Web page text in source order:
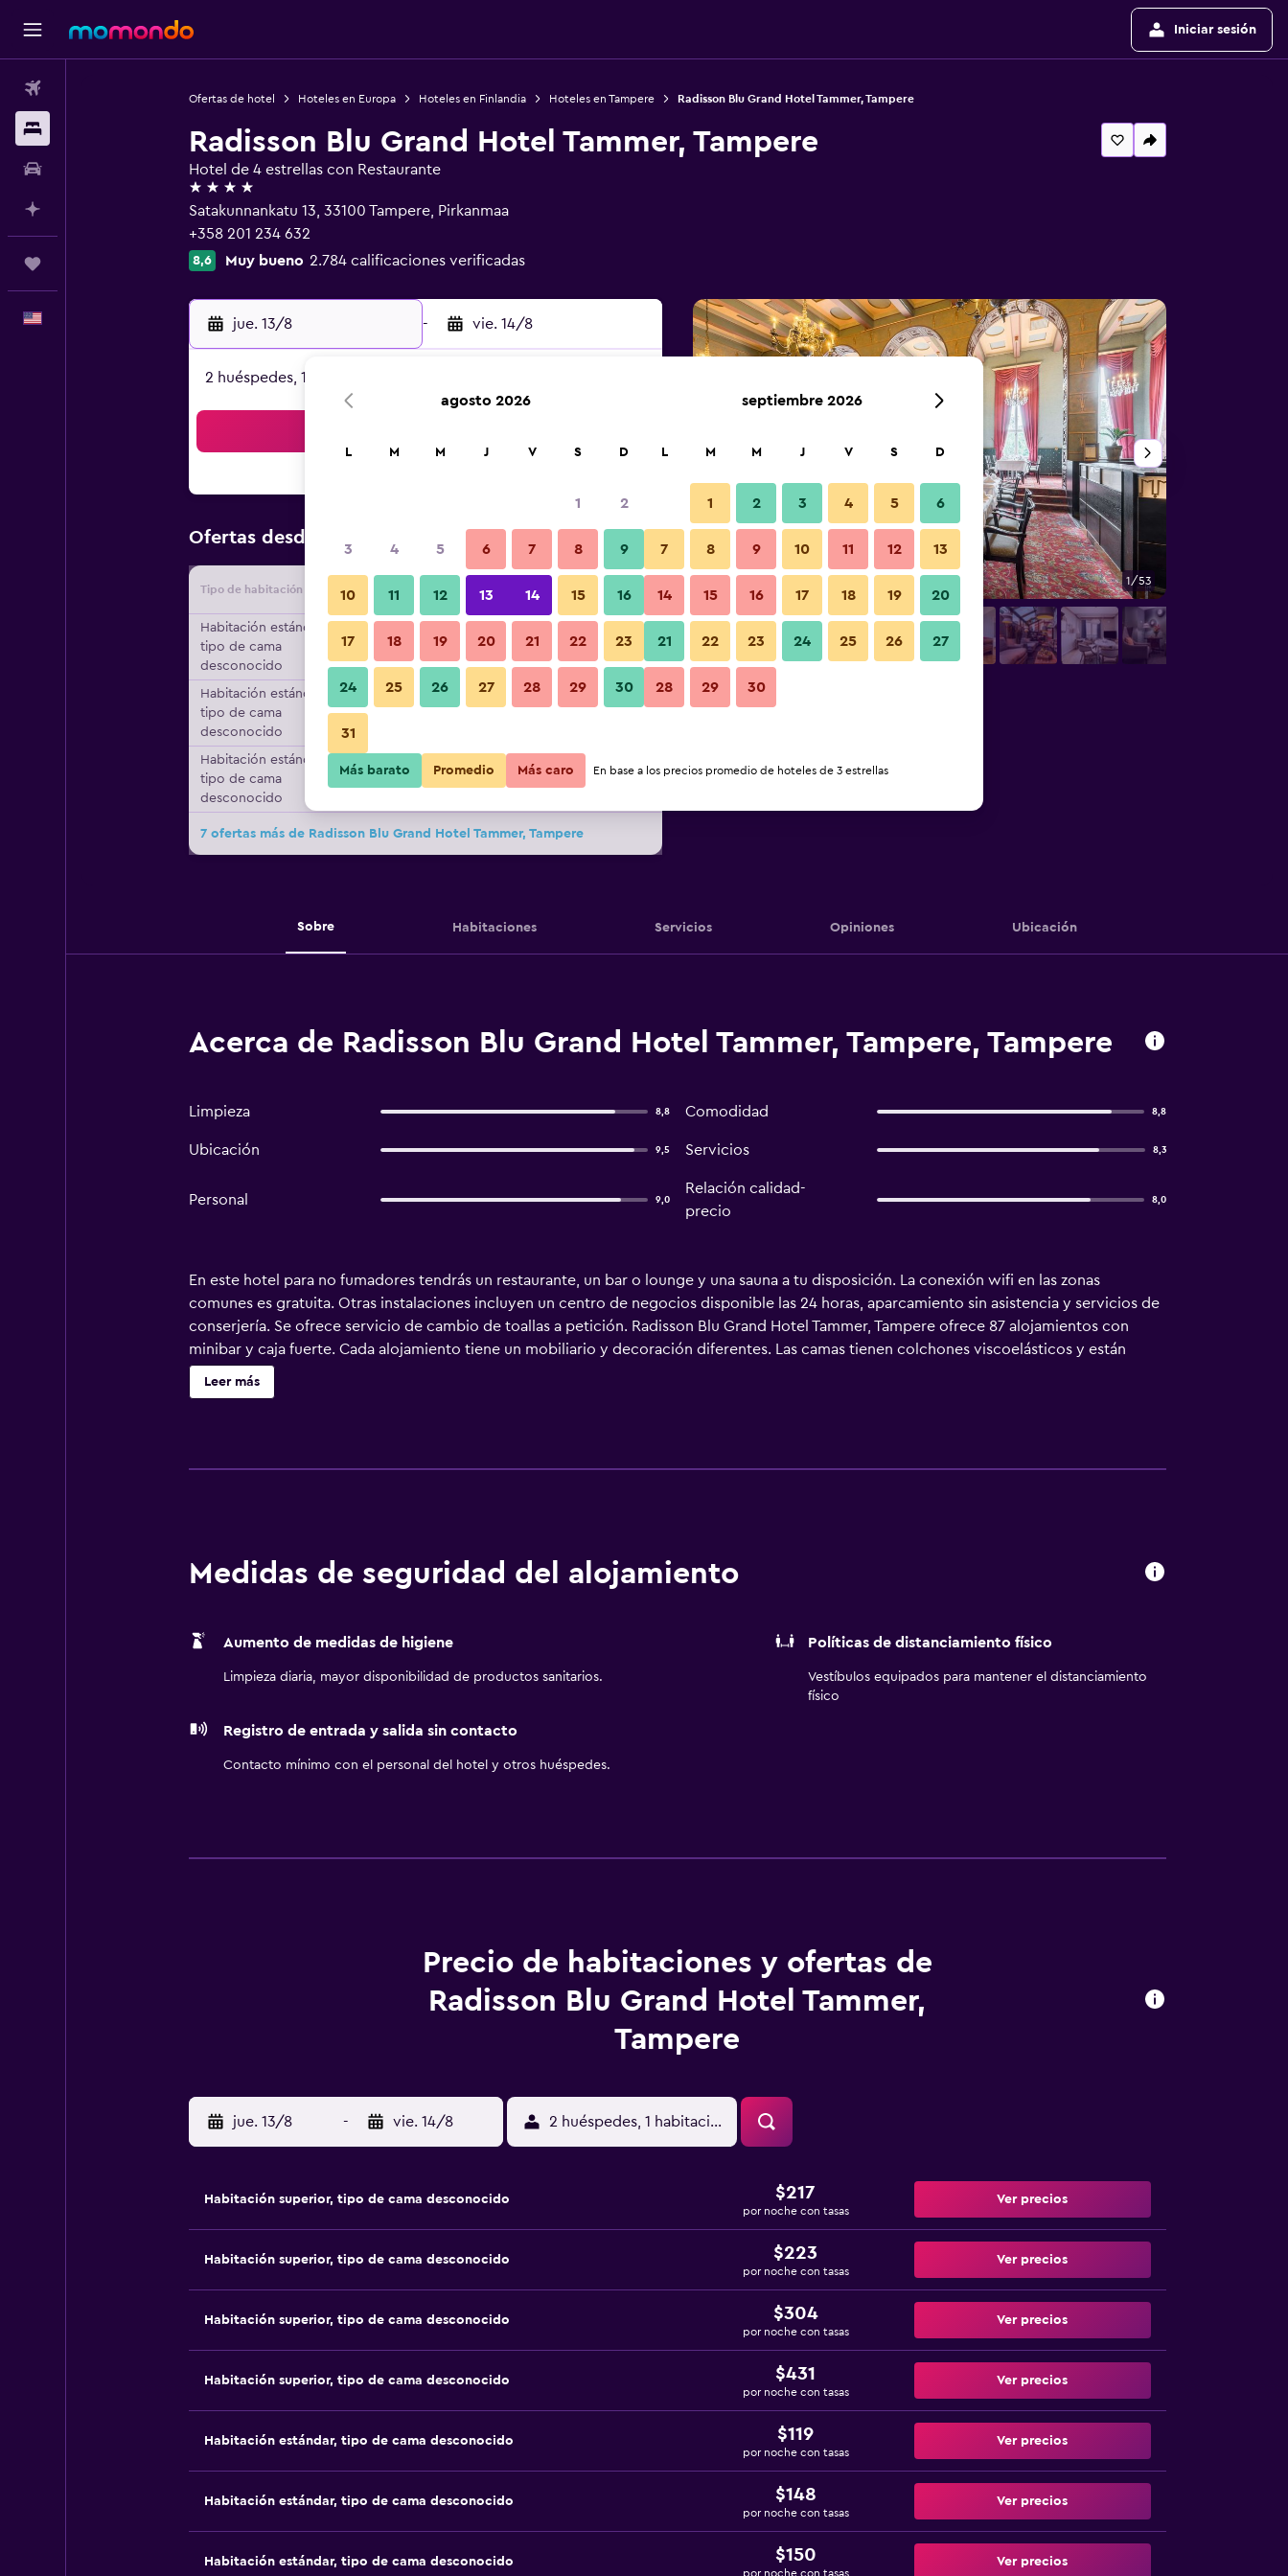
Iniciar sesión
Ofertas de hotel Hoteles en Europa Hoteles en Finlandia Hoteles en Tampere Radisson Blu Grand Hotel Tammer, Tampere
Radisson Blu Grand Hotel Tammer, Tampere
Hotel de 4 estrellas con Restaurante
4 estrellas
Satakunnankatu 13, 33100 Tampere, Pirkanmaa
+358 201 234 632
8,6 Muy bueno 2.784 calificaciones verificadas
jue. 13/8 - vie. 14/8
2 huéspedes, 1 habitación
Ofertas desde Oferta más barata de precio por noche
Tipo de habitación Proveedor Total noche
Habitación estándar,
tipo de cama
desconocido
$119 Ver oferta
Habitación estándar,
tipo de cama
desconocido
Habitación estándar,
tipo de cama
desconocido
$150
7 ofertas más de Radisson Blu Grand Hotel Tammer, Tampere
Restaurante 1/53
Fotos
Sobre Habitaciones Servicios Opiniones Ubicación
Acerca de Radisson Blu Grand Hotel Tammer, Tampere, Tampere
Limpieza 8,8 Comodidad 8,8
Ubicación 9,5 Servicios 8,3
Personal 9,0
Relación calidad-
precio
8,0
En este hotel para no fumadores tendrás un restaurante, un bar o lounge y una sauna a tu disposición. La conexión wifi en las zonas
comunes es gratuita. Otras instalaciones incluyen un centro de negocios disponible las 24 horas, aparcamiento sin asistencia y servicios de
conserjería. Se ofrece servicio de cambio de toallas a petición. Radisson Blu Grand Hotel Tammer, Tampere ofrece 87 alojamientos con
minibar y caja fuerte. Cada alojamiento tiene un mobiliario y decoración diferentes. Las camas tienen colchones viscoelásticos y están
vestidas con ropa de cama de alta calidad. Cabe destacar que este alojamiento permite a sus clientes elegir el tipo de almohada. Se ofrece
una televisión LCD de 46 pulgadas con canales digitales. Los baños están equipados con bidé, artículos de higiene personal gratuitos y
Leer más
Medidas de seguridad del alojamiento
Aumento de medidas de higiene
Limpieza diaria, mayor disponibilidad de productos sanitarios.
Políticas de distanciamiento físico
Vestíbulos equipados para mantener el distanciamiento
físico
Registro de entrada y salida sin contacto
Contacto mínimo con el personal del hotel y otros huéspedes.
Precio de habitaciones y ofertas de
Radisson Blu Grand Hotel Tammer,
Tampere
jue. 13/8 - vie. 14/8 2 huéspedes, 1 habitación
Habitación superior, tipo de cama desconocido $217
por noche con tasas
Ver precios
Habitación superior, tipo de cama desconocido $223
por noche con tasas
Ver precios
Habitación superior, tipo de cama desconocido $304
por noche con tasas
Ver precios
Habitación superior, tipo de cama desconocido $431
por noche con tasas
Ver precios
Habitación estándar, tipo de cama desconocido $119
por noche con tasas
Ver precios
Habitación estándar, tipo de cama desconocido $148
por noche con tasas
Ver precios
Habitación estándar, tipo de cama desconocido $150
por noche con tasas
Ver precios
agosto 2026
L M M J V S D
1 2
3 4 5 6 7 8 9
10 11 12 13 14 15 16
17 18 19 20 21 22 23
24 25 26 27 28 29 30
31
septiembre 2026
L M M J V S D
1 2 3 4 5 6
7 8 9 10 11 12 13
14 15 16 17 18 19 20
21 22 23 24 25 26 27
28 29 30
Más barato Promedio Más caro En base a los precios promedio de hoteles de 3 estrellas